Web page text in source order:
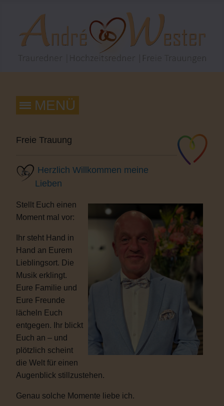
Freie Trauung
Herzlich Willkommen meine
Lieben
Stellt Euch einen
Moment mal vor:
Ihr steht Hand in
Hand an Eurem
Lieblingsort. Die
Musik erklingt.
Eure Familie und
Eure Freunde
lächeln Euch
entgegen. Ihr blickt
Euch an – und
plötzlich scheint
die Welt für einen
Augenblick stillzustehen.
Genau solche Momente liebe ich.